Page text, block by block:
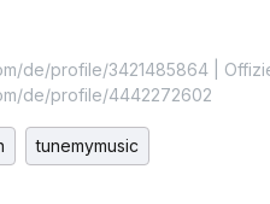
de/profile/3421485864 |
de/profile/4442272602
tunemymusic